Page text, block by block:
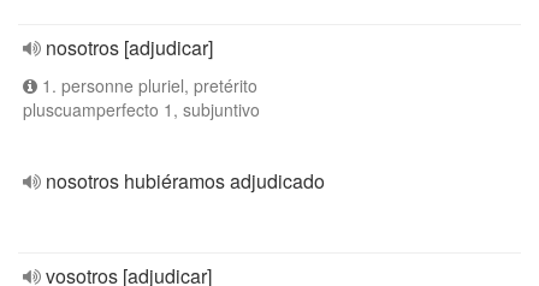
nosotros [adjudicar]
1. personne pluriel, pretérito
pluscuamperfecto 1, subjuntivo
nosotros hubiéramos adjudicado
vosotros [adjudicar]